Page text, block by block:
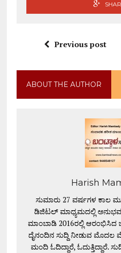
Previous post
ABOUT THE AUTHOR
Harish
ಸುಮಾರು 27 ವರ್ಷಗಳ ಕಾಲ
ಡಿಜಿಟಲ್ ಮಾಧ್ಯಮದಲ್ಲಿ
ಮಾಂಬಾಡಿ 2016ರಲ್ಲಿ ಆರಂಭಿಸಿದ
ದೈನಂದಿನ ಸುದ್ದಿ ನೀಡುವ ಮೊದಲ
ಮಂದಿ ಓದಿದ್ದಾರೆ, ಓದುತ್ತಿದ್ದಾರೆ.